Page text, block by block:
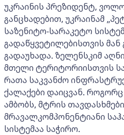
უკრაინის პრეზიდენტ,
განცხადებით, უკრაინამ
საზენიტო-სარაკეტო
გადაწყვეტილებისთვის
გადაუხადა. ზელენსკიმ
მთელი ტერიტორიისთვის
რათა საკვანძო
ქალაქები დაიცვან.
ამბობს, მტრის
მრავალკომპონენტიანი
სისტემაა საჭირო.